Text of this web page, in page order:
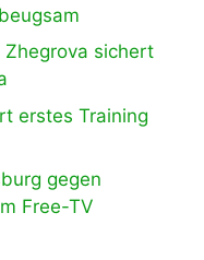
Zhegrova sichert
erstes Training
gegen
Free-TV